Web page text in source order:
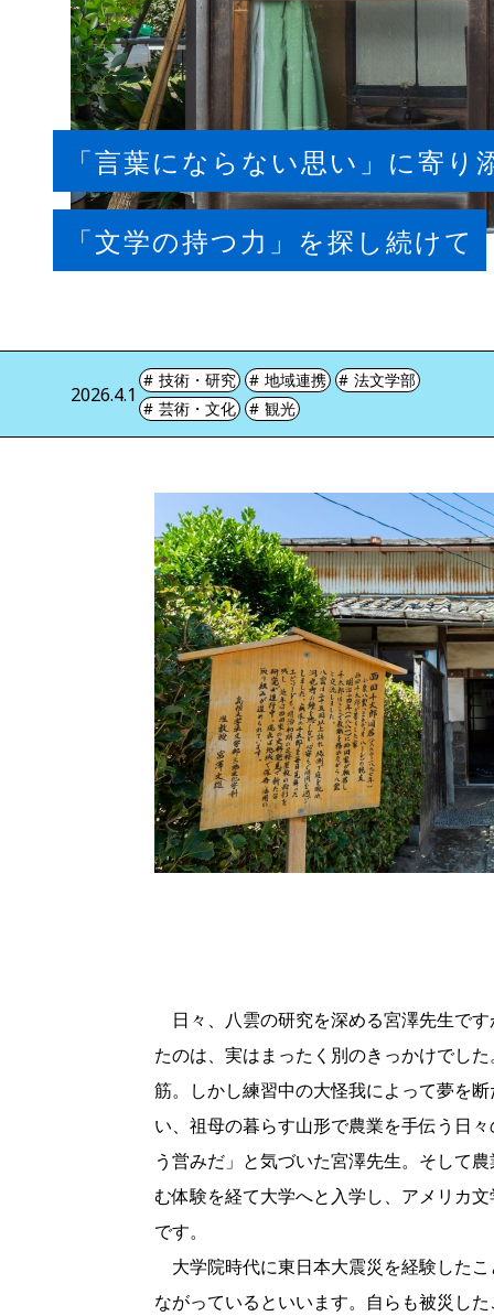
「言葉にならない思い」に寄り
「文学の持つ力」を探し続けて​
2026.4.1
技術・研究 地域連携
法文学部
芸術・文化
観光
日々、八雲の研究を深める宮澤先生で
たのは、実はまったく別のきっかけでし
筋。しかし練習中の大怪我によって夢を
い、祖母の暮らす山形で農業を手伝う日
う営みだ」と気づいた宮澤先生。そして
む体験を経て大学へと入学し、アメリカ
です。
大学院時代に東日本大震災を経験した
ながっているといいます。自らも被災し